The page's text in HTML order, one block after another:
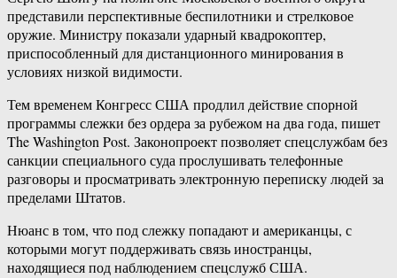
представили перспективные беспилотники и стрелковое
оружие. Министру показали ударный квадрокоптер,
приспособленный для дистанционного минирования в
условиях низкой видимости.
Тем временем Конгресс США продлил действие спорной
программы слежки без ордера за рубежом на два года, пишет
The Washington Post. Законопроект позволяет спецслужбам без
санкции специального суда прослушивать телефонные
разговоры и просматривать электронную переписку людей за
пределами Штатов.
Нюанс в том, что под слежку попадают и американцы, с
которыми могут поддерживать связь иностранцы,
находящиеся под наблюдением спецслужб США.